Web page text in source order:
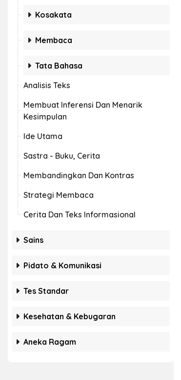
Kosakata
Membaca
Tata Bahasa
Analisis Teks
Membuat Inferensi Dan Menarik
Kesimpulan
Ide Utama
Sastra - Buku, Cerita
Membandingkan Dan Kontras
Strategi Membaca
Cerita Dan Teks Informasional
Sains
Pidato & Komunikasi
Tes Standar
Kesehatan & Kebugaran
Aneka Ragam